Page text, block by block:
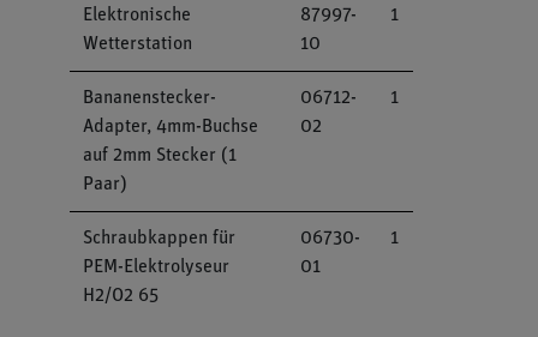
Elektronische
Wetterstation
87997-
10
1
Bananenstecker-
Adapter, 4mm-Buchse
auf 2mm Stecker (1
Paar)
06712-
02
1
Schraubkappen für
PEM-Elektrolyseur
H2/O2 65
06730-
01
1